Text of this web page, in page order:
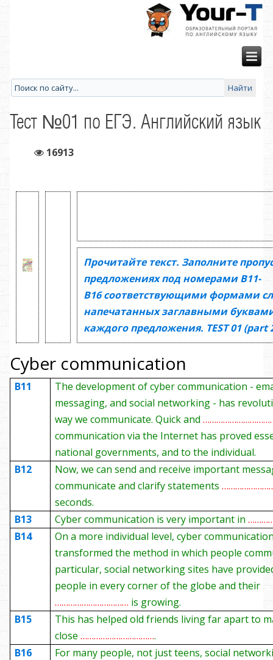
Тест №01 по ЕГЭ. Английский язык
16913
Прочитайте текст. Заполните
предложениях под номерамиВ11-
В16соответствующими формами
напечатанных заглавными
каждого предложения. TEST01(part
Cyber communication
B11
The development of cyber communication -
messaging, and social networking - has
way we communicate. Quick and
communication via the Internet has proved
national governments, and to the individual.
B12
Now, we can send and receive important
communicate and clarify statements
seconds.
B13
Cyber communication is very important in
B14
On a more individual level, cyber
transformed the method in which people
particular, social networking sites have
people in every corner of the globe and their
…………………………… is growing.
B15
This has helped old friends living far apart to
close…………………………….
B16
For many people, not just teens, social